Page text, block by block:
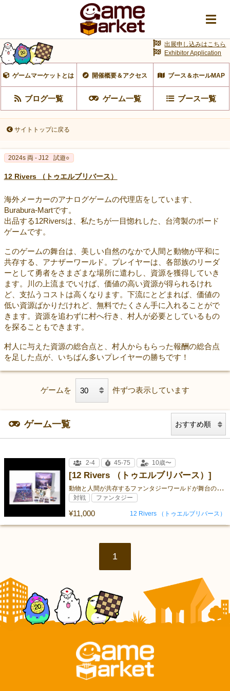
ゲームマーケットとは 開催概要＆アクセス ブース＆ホールMAP
ブログ一覧 ゲーム一覧 ブース一覧
出展申し込みはこちら
Exhibitor Application
サイトトップに戻る
2024s 両 - J12 試遊○
12 Rivers （トゥエルブリバース）
海外メーカーのアナログゲームの代理店をしています、
Burabura-Martです。
出品する12Riversは、私たちが一目惚れした、台湾製のボード
ゲームです。
このゲームの舞台は、美しい自然のなかで人間と動物が平和に
共存する、アナザーワールド。プレイヤーは、各部族のリーダ
ーとして勇者をさまざまな場所に遣わし、資源を獲得していき
ます。川の上流までいけば、価値の高い資源が得られるけれ
ど、支払うコストは高くなります。下流にとどまれば、価値の
低い資源ばかりだけれど、無料でたくさん手に入れることがで
きます。資源を追わずに村へ行き、村人が必要としているもの
を探ることもできます。
村人に与えた資源の総合点と、村人からもらった報酬の総合点
を足した点が、いちばん多いプレイヤーの勝ちです！
ゲームを 件ずつ表示しています
ゲーム一覧
[12 Rivers （トゥエルブリバース）]
動
物と人間が共存するファンタジーワールドが舞台の、斬新なギミックの陣取りゲーム。流れる資源をせきとめて、村を豊かにしよう！
¥11,000
2-4 45-75 10歳〜
対戦 ファンタジー
12 Rivers （トゥエルブリバース）
1